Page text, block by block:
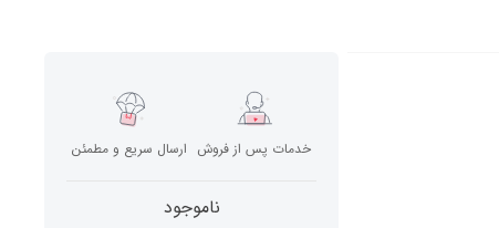
خدمات پس از فروش ارسال سریع و مطمئن
ناموجود